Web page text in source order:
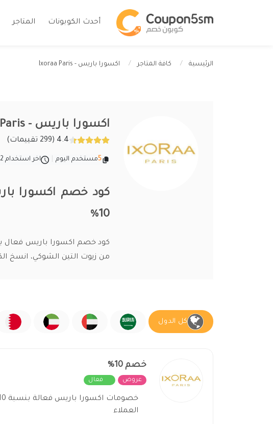
أحدث الكوبونات المتاجر
الرئيسية كافة المتاجر اكسورا باريس - Ixoraa Paris
اكسورا باريس - Ixoraa Paris
4.4 (299 تقييمات)
5مستخدم اليوم اخر استخدام 2 ساعات
10%
من زيوت التين الشوكي، انسخ
كل الدول
خصم 10%
عروض فعال
العملاء